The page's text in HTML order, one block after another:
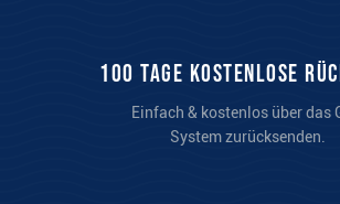
100 Tage kostenlose
Einfach & kostenlos über das
System zurücksenden.